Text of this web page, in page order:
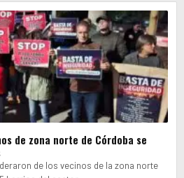
de zona norte de Córdoba se
de los vecinos de la zona norte